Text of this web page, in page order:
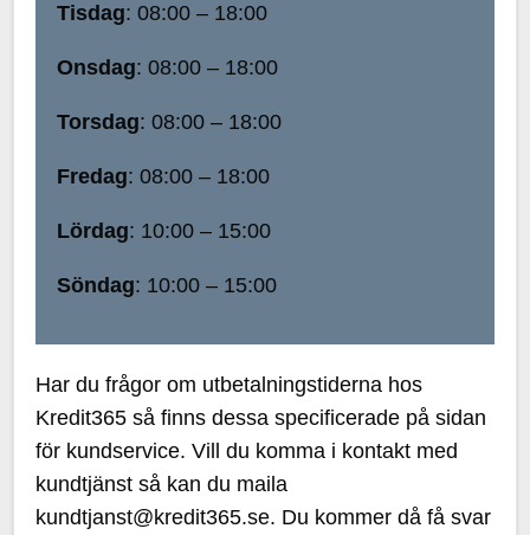
Tisdag: 08:00 – 18:00
Onsdag: 08:00 – 18:00
Torsdag: 08:00 – 18:00
Fredag: 08:00 – 18:00
Lördag: 10:00 – 15:00
Söndag: 10:00 – 15:00
Har du frågor om utbetalningstiderna hos
Kredit365 så finns dessa specificerade på sidan
för kundservice. Vill du komma i kontakt med
kundtjänst så kan du maila
kundtjanst@kredit365.se. Du kommer då få svar